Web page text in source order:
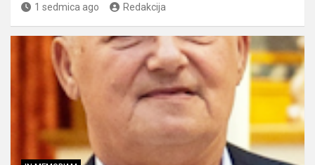
1 sedmica ago Redakcija